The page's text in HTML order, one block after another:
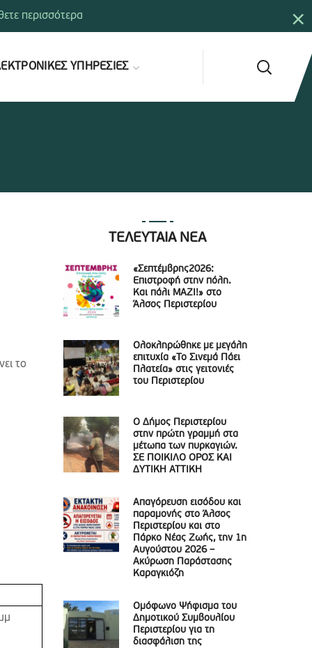
ΥΠΗΡΕΣΙΕΣ
το
ΤΕΛΕΥΤΑΙΑ ΝΕΑ
«Σεπτέμβρης2026:
Επιστροφή στην πόλη.
Και πάλι ΜΑΖΙ!» στο
Άλσος Περιστερίου
Ολοκληρώθηκε με μεγάλη
επιτυχία «Το Σινεμά Πάει
Πλατεία» στις γειτονιές
του Περιστερίου
Ο Δήμος Περιστερίου
στην πρώτη γραμμή στα
μέτωπα των πυρκαγιών.
ΣΕ ΠΟΙΚΙΛΟ ΟΡΟΣ ΚΑΙ
ΔΥΤΙΚΗ ΑΤΤΙΚΗ
Απαγόρευση εισόδου και
παραμονής στο Άλσος
Περιστερίου και στο
Πάρκο Νέας Ζωής, την 1η
Αυγούστου 2026 –
Ακύρωση Παράστασης
Καραγκιόζη
Ομόφωνο Ψήφισμα του
Δημοτικού Συμβουλίου
Περιστερίου για τη
διασφάλιση της
×
περισσότερα